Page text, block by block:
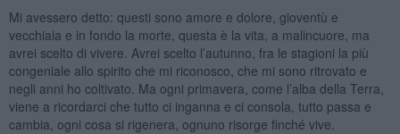
Mi avessero detto: questi sono amore e dolore, gioventù e
vecchiaia e in fondo la morte, questa è la vita, a malincuore, ma
avrei scelto di vivere. Avrei scelto l’autunno, fra le stagioni la più
congeniale allo spirito che mi riconosco, che mi sono ritrovato e
negli anni ho coltivato. Ma ogni primavera, come l’alba della Terra,
viene a ricordarci che tutto ci inganna e ci consola, tutto passa e
cambia, ogni cosa si rigenera, ognuno risorge finché vive.